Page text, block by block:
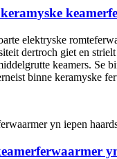
elektryske
dertroch giet en
keamers. Se
binne keramyske